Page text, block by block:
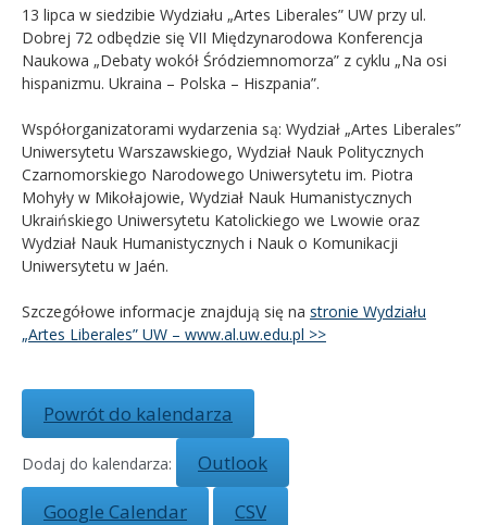
Kandydat
Absolwent
13 lipca w siedzibie Wydziału „Artes Liberales” UW przy ul.
Dobrej 72 odbędzie się VII Międzynarodowa Konferencja
Naukowa „Debaty wokół Śródziemnomorza” z cyklu „Na osi
hispanizmu. Ukraina – Polska – Hiszpania”.
Współorganizatorami wydarzenia są: Wydział „Artes Liberales”
Uniwersytetu Warszawskiego, Wydział Nauk Politycznych
Czarnomorskiego Narodowego Uniwersytetu im. Piotra
Mohyły w Mikołajowie, Wydział Nauk Humanistycznych
Ukraińskiego Uniwersytetu Katolickiego we Lwowie oraz
Wydział Nauk Humanistycznych i Nauk o Komunikacji
Uniwersytetu w Jaén.
Szczegółowe informacje znajdują się na stronie Wydziału
„Artes Liberales” UW – www.al.uw.edu.pl >>
Powrót do kalendarza
Dodaj do kalendarza:
Outlook
Google Calendar
CSV